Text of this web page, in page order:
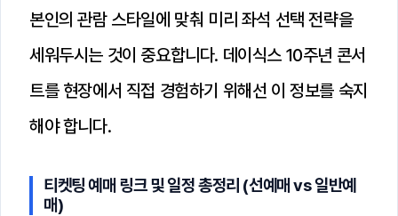
본인의 관람 스타일에 맞춰 미리 좌석 선택 전략을
세워두시는 것이 중요합니다. 데이식스 10주년 콘서
트를 현장에서 직접 경험하기 위해선 이 정보를 숙지
해야 합니다.
티켓팅 예매 링크 및 일정 총정리 (선예매 vs 일반예
매)